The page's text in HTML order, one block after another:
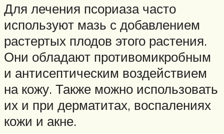
Для лечения псориаза часто
используют мазь с добавлением
растертых плодов этого растения.
Они обладают противомикробным
и антисептическим воздействием
на кожу. Также можно использовать
их и при дерматитах, воспалениях
кожи и акне.